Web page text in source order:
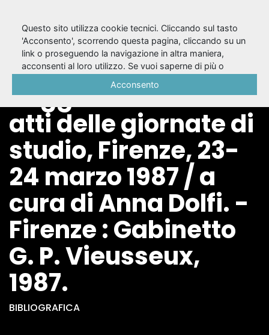
Diciotto saggi su
Ruggero Jacobbi :
atti delle giornate di
studio, Firenze, 23-
24 marzo 1987 / a
cura di Anna Dolfi. -
Firenze : Gabinetto
G. P. Vieusseux,
1987.
BIBLIOGRAFICA
Questo sito utilizza cookie tecnici. Cliccando sul tasto
'Acconsento', scorrendo questa pagina, cliccando su un
link o proseguendo la navigazione in altra maniera,
acconsenti al loro utilizzo. Se vuoi saperne di più o
Acconsento